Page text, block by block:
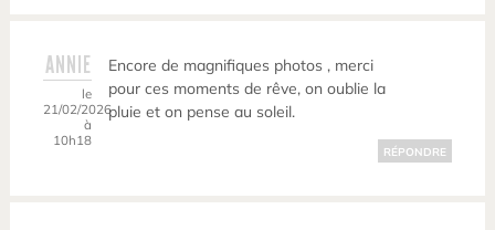
ANNIE
le
21/02/2026
à
10h18
Encore de magnifiques photos , merci
pour ces moments de rêve, on oublie la
pluie et on pense au soleil.
RÉPONDRE